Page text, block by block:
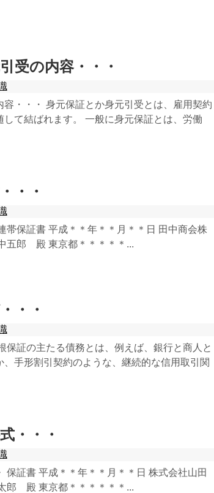
受の内容・・・
・・・ 身元保証とか身元引受とは、雇用契約
して結ばれます。 一般に身元保証とは、労働
・・
帯保証書 平成＊＊年＊＊月＊＊日 田中商会株
五郎 殿 東京都＊＊＊＊＊...
・・
保証の主たる債務とは、例えば、銀行と商人と
手形割引契約のような、継続的な信用取引関
・・・
保証書 平成＊＊年＊＊月＊＊日 株式会社山田
郎 殿 東京都＊＊＊＊＊＊...